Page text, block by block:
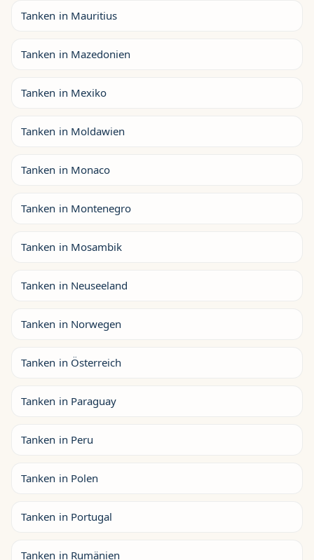
Tanken in Mauritius
Tanken in Mazedonien
Tanken in Mexiko
Tanken in Moldawien
Tanken in Monaco
Tanken in Montenegro
Tanken in Mosambik
Tanken in Neuseeland
Tanken in Norwegen
Tanken in Österreich
Tanken in Paraguay
Tanken in Peru
Tanken in Polen
Tanken in Portugal
Tanken in Rumänien